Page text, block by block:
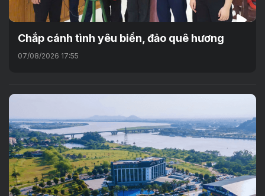
Chắp cánh tình yêu biển, đảo quê hương
07/08/2026 17:55